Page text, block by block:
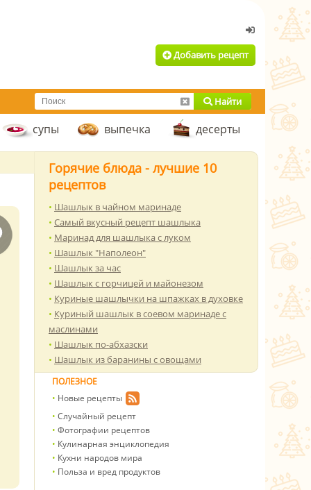
Добавить рецепт
Найти
супы выпечка десерты
Горячие блюда - лучшие 10
рецептов
Шашлык в чайном маринаде
Самый вкусный рецепт шашлыка
Маринад для шашлыка с луком
Шашлык "Наполеон"
Шашлык за час
Шашлык с горчицей и майонезом
Куриные шашлычки на шпажках в духовке
Куриный шашлык в соевом маринаде с
маслинами
Шашлык по-абхазски
Шашлык из баранины с овощами
ПОЛЕЗНОЕ
Новые рецепты
Случайный рецепт
Фотографии рецептов
Кулинарная энциклопедия
Кухни народов мира
Польза и вред продуктов